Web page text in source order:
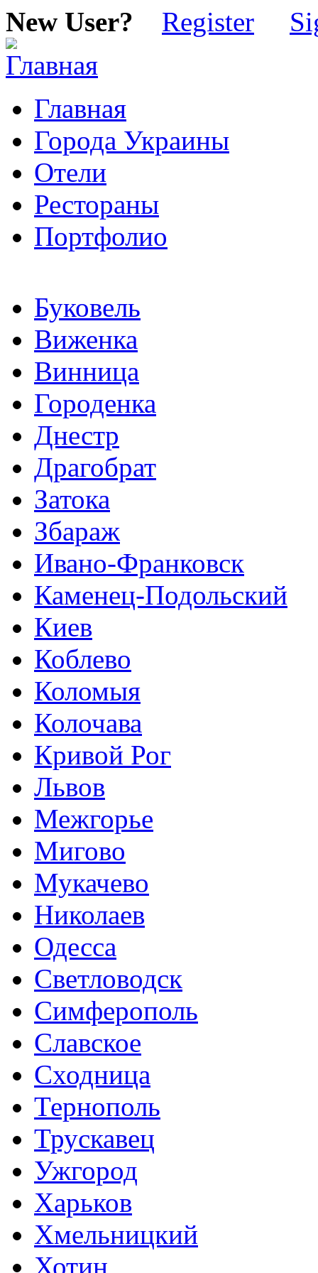
New User? Register
Главная
Города Украины
Отели
Рестораны
Портфолио
Буковель
Виженка
Винница
Городенка
Днестр
Драгобрат
Затока
Збараж
Ивано-Франковск
Каменец-Подольский
Киев
Коблево
Коломыя
Колочава
Кривой Рог
Львов
Межгорье
Мигово
Мукачево
Николаев
Одесса
Светловодск
Симферополь
Славское
Сходница
Тернополь
Трускавец
Ужгород
Харьков
Хмельницкий
Хотин